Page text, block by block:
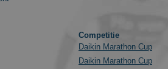
Competitie
Daikin Marathon Cup
Daikin Marathon Cup